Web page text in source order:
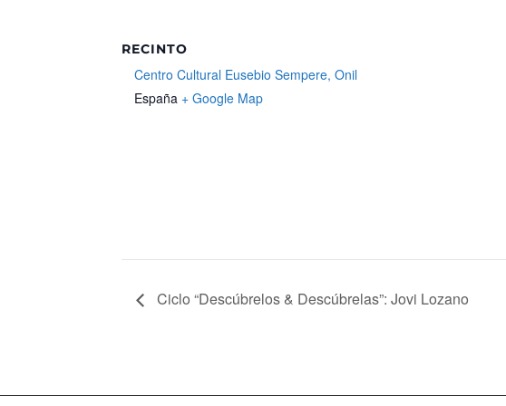
RECINTO
Centro Cultural Eusebio Sempere, Onil
España + Google Map
Ciclo “Descúbrelos & Descúbrelas”: Jovi Lozano
Mapa web Política de Privacidad Politica de cookies